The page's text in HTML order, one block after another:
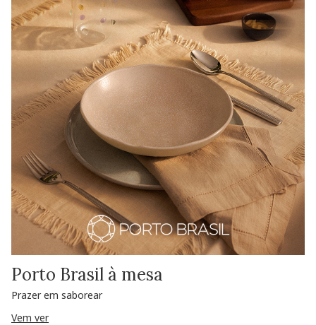
Porto Brasil à mesa
Prazer em saborear
Vem ver